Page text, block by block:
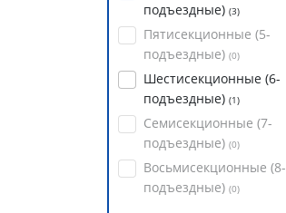
подъездные) (3)
Пятисекционные (5-
подъездные) (0)
Шестисекционные (6-
подъездные) (1)
Семисекционные (7-
подъездные) (0)
Восьмисекционные (8-
подъездные) (0)